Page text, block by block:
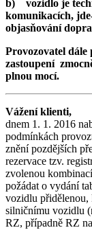
b) vozidlo je
komunikacích,
objasňování
Provozovatel
zastoupení
plnou mocí.
Vážení klienti,
dnem 1. 1. 2016
podmínkách
znění pozdějších
rezervace tzv.
zvolenou
požádat o vydání
vozidlu přidělenou,
silničnímu vozidlu
RZ, případně RZ